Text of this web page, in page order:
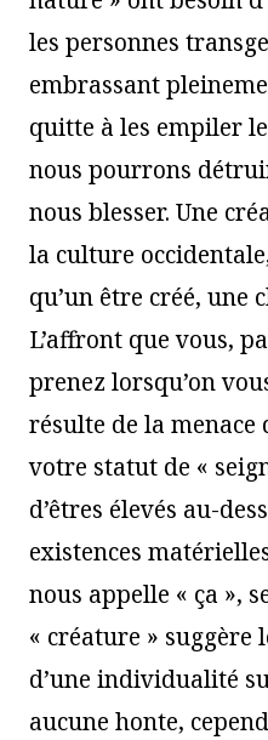
les personnes
embrassant
quitte à les empiler
nous pourrons
nous blesser. Une
la culture
qu’un être créé, une
L’affront que vous,
prenez lorsqu’on
résulte de la menace
votre statut de «
d’êtres élevés au-
existences
nous appelle « ça »,
« créature » suggère
d’une individualité
aucune honte,